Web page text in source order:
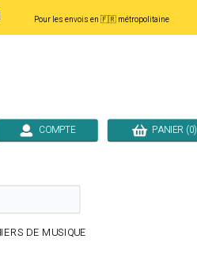
Pour les envois en 🇫🇷 métropolitaine
COMPTE PANIER (0)
DE MUSIQUE